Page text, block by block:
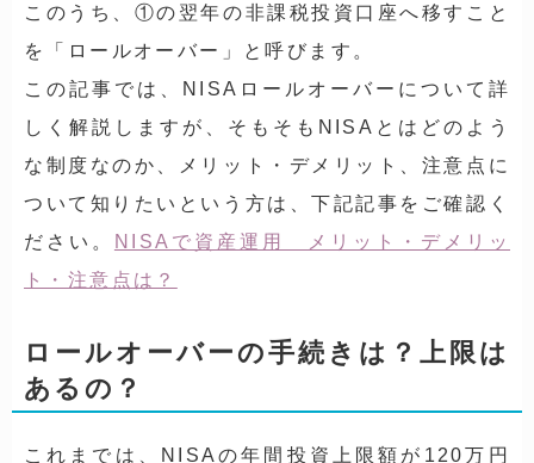
このうち、①の翌年の非課税投資口座へ移すこと
を「ロールオーバー」と呼びます。
この記事では、NISAロールオーバーについて詳
しく解説しますが、そもそもNISAとはどのよう
な制度なのか、メリット・デメリット、注意点に
ついて知りたいという方は、下記記事をご確認く
ださい。
NISAで資産運用 メリット・デメリッ
ト・注意点は？
ロールオーバーの手続きは？上限は
あるの？
これまでは、NISAの年間投資上限額が120万円